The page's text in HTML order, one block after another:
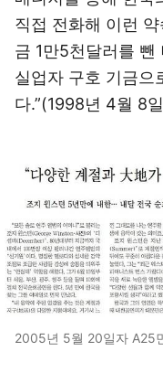
직접 전화해 이런
금 1만5천달러를 뺀
실업자 구호 기금으
다.”(1998년 4월 8
2005년 5월 20일자 A25